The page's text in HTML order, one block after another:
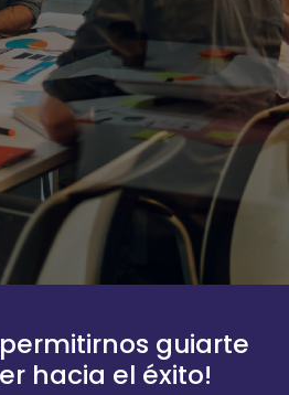
guiarte
hacia el éxito!